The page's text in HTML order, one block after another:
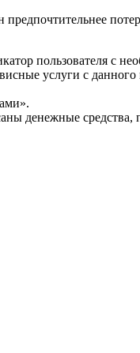
пользователя с
услуги с
денежные средства,